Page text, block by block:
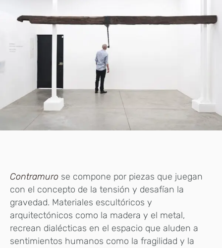
Contramuro se compone por piezas que juegan
con el concepto de la tensión y desafían la
gravedad. Materiales escultóricos y
arquitectónicos como la madera y el metal,
recrean dialécticas en el espacio que aluden a
sentimientos humanos como la fragilidad y la